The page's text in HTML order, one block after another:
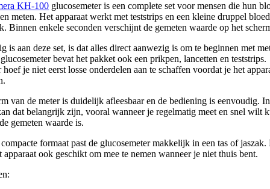
KH-100 glucosemeter is een complete set voor mensen die hun
meten. Het apparaat werkt met teststrips en een kleine druppel
Binnen enkele seconden verschijnt de gemeten waarde op het
is aan deze set, is dat alles direct aanwezig is om te beginnen met
bevat het pakket ook een prikpen, lancetten en teststrips.
hoef je niet eerst losse onderdelen aan te schaffen voordat je het
van de meter is duidelijk afleesbaar en de bediening is eenvoudig.
dat belangrijk zijn, vooral wanneer je regelmatig meet en snel wilt
gemeten waarde is.
formaat past de glucosemeter makkelijk in een tas of jaszak.
apparaat ook geschikt om mee te nemen wanneer je niet thuis bent.